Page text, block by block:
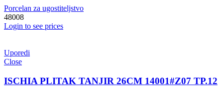
Porcelan za ugostiteljstvo
48008
Login to see prices
Uporedi
Close
ISCHIA PLITAK TANJIR 26CM 14001#Z07 TP.12